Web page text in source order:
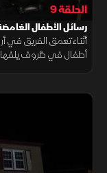
الحلقة 9
رسائل الأطفال
أثناء تعمق الفريق في
أطفال في ظروف يلفها